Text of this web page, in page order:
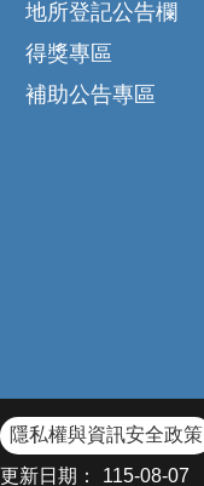
地所登記公告欄
得獎專區
補助公告專區
隱私權與資訊安全政策
更新日期：
115-08-07